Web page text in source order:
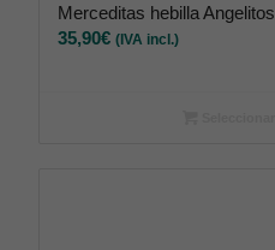
Merceditas hebilla Angelitos
35,90€ (IVA incl.)